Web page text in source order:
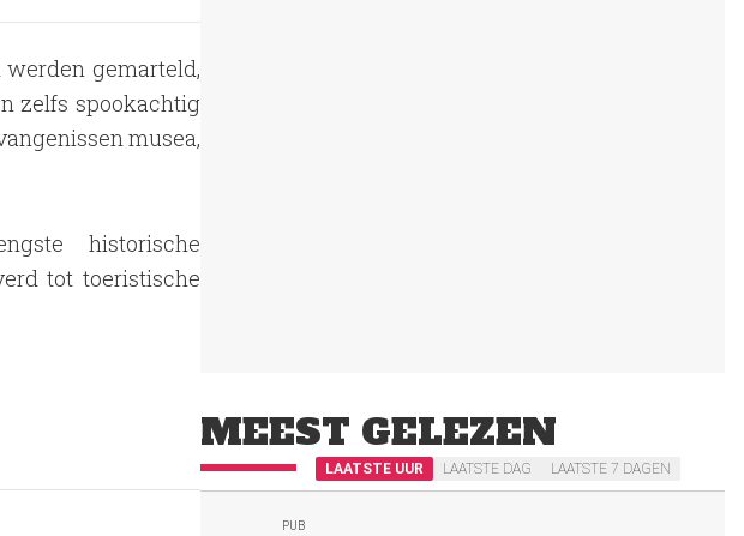
gemarteld,
zelfs spookachtig
musea,
historische
tot toeristische
MEEST GELEZEN
LAATSTE UUR LAATSTE DAG LAATSTE 7 DAGEN